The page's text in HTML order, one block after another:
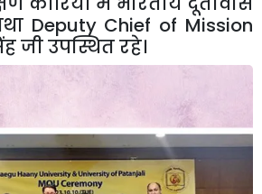
Deputy Chief of Mission
जीउपस्थितरहे।